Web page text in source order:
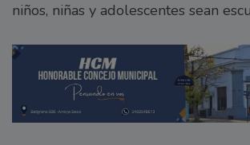
niños, niñas y adolescentes sean